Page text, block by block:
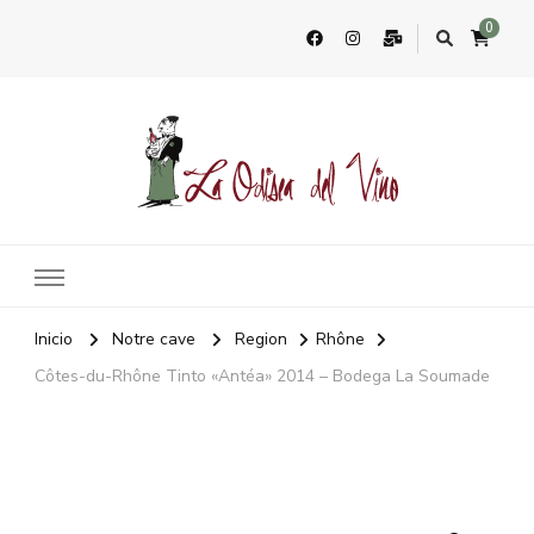
0
Inicio Notre cave Region
Rhône
Côtes-du-Rhône Tinto «Antéa» 2014 – Bodega La Soumade